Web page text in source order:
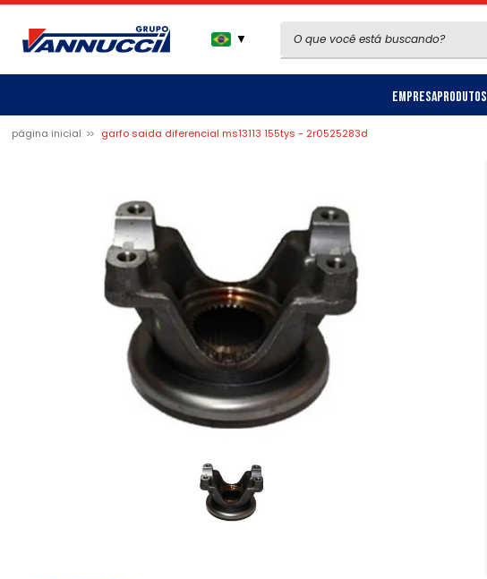
▼
EmpresaProdutos
página inicial garfo saida diferencial ms13113 155tys - 2r0525283d